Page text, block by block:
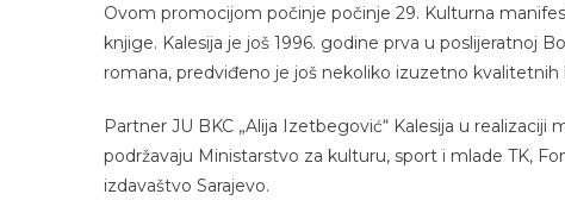
Ovom promocijom počinje počinje 29. Kulturna
knjige. Kalesija je još 1996. godine prva u poslijeratnoj
romana, predviđeno je još nekoliko izuzetno kvalitetnih
Partner JU BKC „Alija Izetbegović“ Kalesija u
podržavaju Ministarstvo za kulturu, sport i mlade TK,
izdavaštvo Sarajevo.